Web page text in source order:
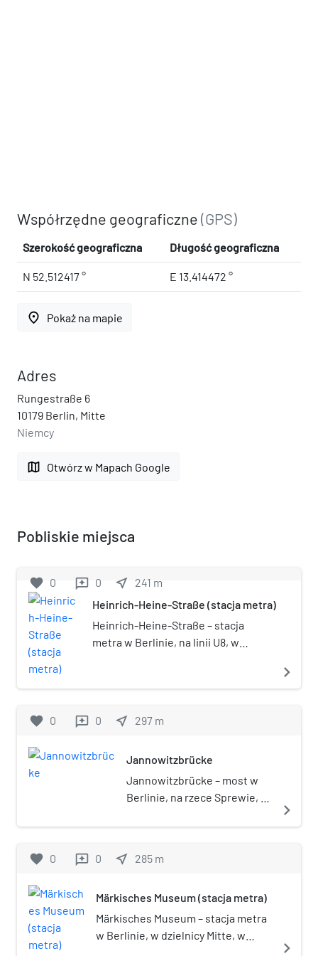
Współrzędne geograficzne(GPS)
Szerokość geograficzna Długość geograficzna
N 52.512417 ° E 13.414472 °
place Pokaż na mapie
Adres
Rungestraße 6
10179 Berlin, Mitte
Niemcy
map Otwórz w Mapach Google
Pobliskie miejsca
favorite 0 reviews 0 near_me 241 m
Heinrich-Heine-Straße (stacja metra)
Heinrich-Heine-Straße – stacja
metra w Berlinie, na linii U8, w
została otwarta w 1928.
navigate_next
favorite 0 reviews 0 near_me 297 m
Jannowitzbrücke
Jannowitzbrücke – most w
Berlinie, na rzece Sprewie, w
administracyjnym Mitte.
tym miejscu zbudowano w
finansowej producenta
bawełny Christiana Augusta
Jannowitza. Pod koniec II
navigate_next
favorite 0 reviews 0 near_me 285 m
Märkisches Museum (stacja metra)
Märkisches Museum – stacja metra
w Berlinie, w dzielnicy Mitte, w
navigate_next